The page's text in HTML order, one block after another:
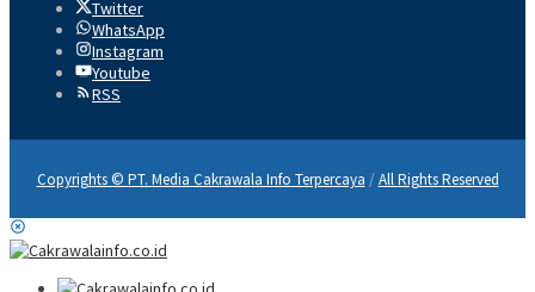
Twitter
WhatsApp
Instagram
Youtube
RSS
Copyrights © PT. Media Cakrawala Info Terpercaya /All Rights Reserved